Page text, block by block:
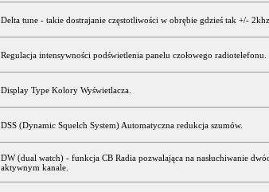
Delta tune - takie dostrajanie częstotliwości w obrębie gdzieś tak +/-
Regulacja intensywności podświetlenia panelu czołowego
Display Type Kolory Wyświetlacza.
DSS (Dynamic Squelch System) Automatyczna redukcja szumów.
DW (dual watch) - funkcja CB Radia pozwalająca na nasłuchiwanie
aktywnym kanale.